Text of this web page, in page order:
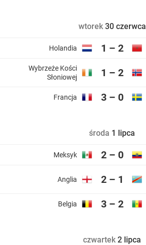
wtorek30 czerwca
Holandia 1 – 2
Wybrzeże Kości
Słoniowej
1 – 2
Francja 3 – 0
środa 1 lipca
Meksyk 2 – 0
Anglia 2 – 1
Belgia 3 – 2
czwartek 2 lipca